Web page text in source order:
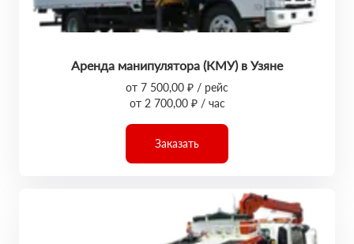
Аренда манипулятора (КМУ) в Узяне
от 7 500,00 ₽ / рейс
от 2 700,00 ₽ / час
Заказать